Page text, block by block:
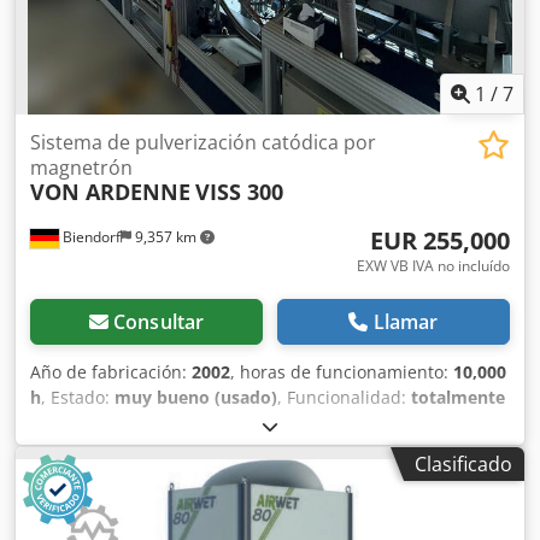
1 /7
Biendorf 9,357 km
Sistema de pulverización catódica por
magnetrón
VON ARDENNE VISS 300
EUR 255,000
EXW VB IVA no incluído
Consultar Llamar
Año de fabricación: 2002, horas de funcionamiento: 10,000
h, Estado: muy bueno (usado), Funcionalidad: totalmente
, número de máquina/vehículo:
Ofrecemos una instalación vertical de pulverización
catódica usada, modelo ARDENNE VISS 300. Dedpfezp Ep
Tsx Ak Hjck La instalación data de 2002 y fue ampliada en
2016 con una tercera cámara. La instalación cuenta con
Clasificado